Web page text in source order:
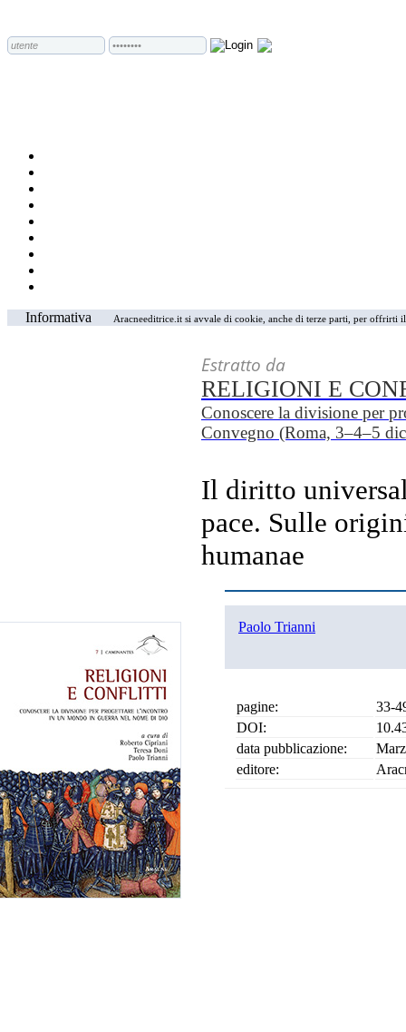
Informativa Aracneeditrice.it si avvale di cookie, anche di terze parti, per
Estratto da
RELIGIONI E
Conoscere la divisione per
Convegno (Roma, 3–4–5
Il diritto
pace. Sulle
humanae
Paolo Trianni
pagine:
33-
DOI:
data pubblicazione:
editore: